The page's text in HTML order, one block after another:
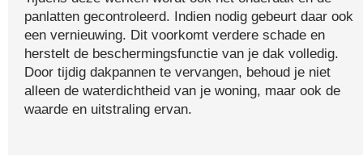
panlatten gecontroleerd. Indien nodig gebeurt daar ook
een vernieuwing. Dit voorkomt verdere schade en
herstelt de beschermingsfunctie van je dak volledig.
Door tijdig dakpannen te vervangen, behoud je niet
alleen de waterdichtheid van je woning, maar ook de
waarde en uitstraling ervan.